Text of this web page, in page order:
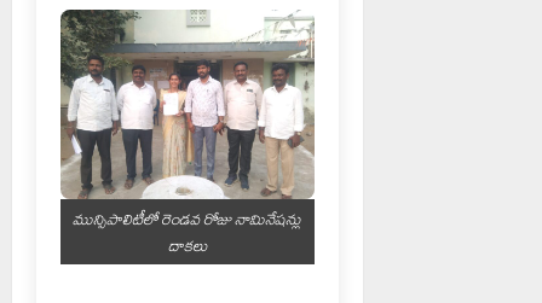
మున్సిపాలిటీలో రెండవ రోజు నామినేషన్లు
దాకలు